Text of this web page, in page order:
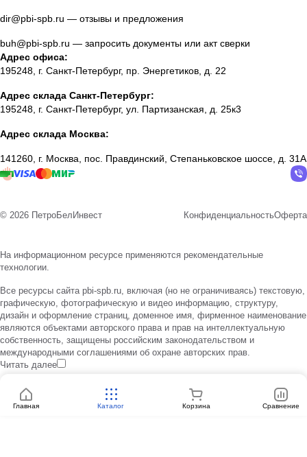
dir@pbi-spb.ru — отзывы и предложения
buh@pbi-spb.ru — запросить документы или акт сверки
Адрес офиса:
195248, г. Санкт-Петербург, пр. Энергетиков, д. 22
Адрес склада Санкт-Петербург:
195248, г. Санкт-Петербург, ул. Партизанская, д. 25к3
Адрес склада Москва:
141260, г. Москва, пос. Правдинский, Степаньковское шоссе, д. 31А
© 2026 ПетроБелИнвест КонфиденциальностьОферта
На информационном ресурсе применяются рекомендательные
технологии.
Все ресурсы сайта pbi-spb.ru, включая (но не ограничиваясь) текстовую,
графическую, фотографическую и видео информацию, структуру,
дизайн и оформление страниц, доменное имя, фирменное наименование
являются объектами авторского права и прав на интеллектуальную
собственность, защищены российским законодательством и
международными соглашениями об охране авторских прав.
Читать далее
Главная Каталог Корзина Сравнение